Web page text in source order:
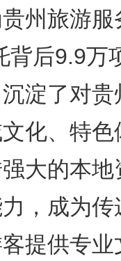
旅游服
背后9.9万
淀了对
化、特
大的本
，成为
提供专